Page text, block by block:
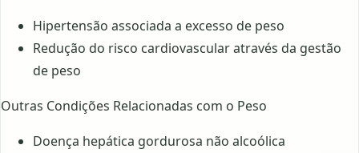
Hipertensão associada a excesso de peso
Redução do risco cardiovascular através da gestão
de peso
Outras Condições Relacionadas com o Peso
Doença hepática gordurosa não alcoólica